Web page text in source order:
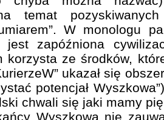
temat
W monologu
zapóźniona
korzysta ze środków,
ukazał się
potencjał
chwali się jaki mamy
Wyszkowa nie